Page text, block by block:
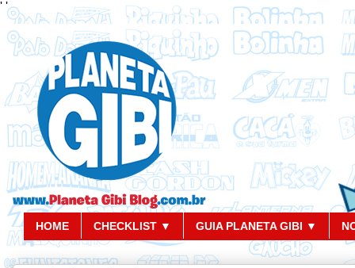
' '
HOME CHECKLIST ▼ GUIA PLANETA GIBI ▼